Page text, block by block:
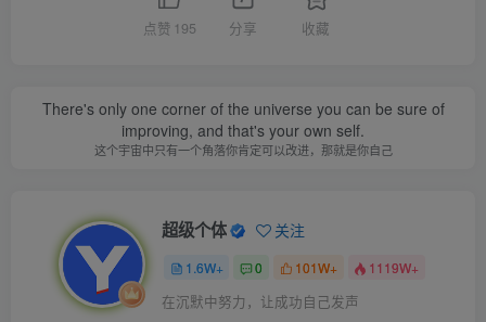
点赞 195 分享 收藏
There's only one corner of the universe you can be sure of
improving, and that's your own self.
这个宇宙中只有一个角落你肯定可以改进，那就是你自己
超级个体 关注
1.6W+ 0 101W+ 1119W+
在沉默中努力，让成功自己发声